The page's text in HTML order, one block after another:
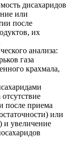
дисахаридов
или
после
их
анализа:
газа
крахмала,
после приема
или
и увеличение